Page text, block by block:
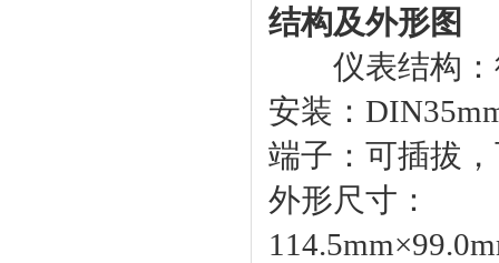
结构及外形图
仪表结构：
安装：
端子：可插拔
外形尺寸：